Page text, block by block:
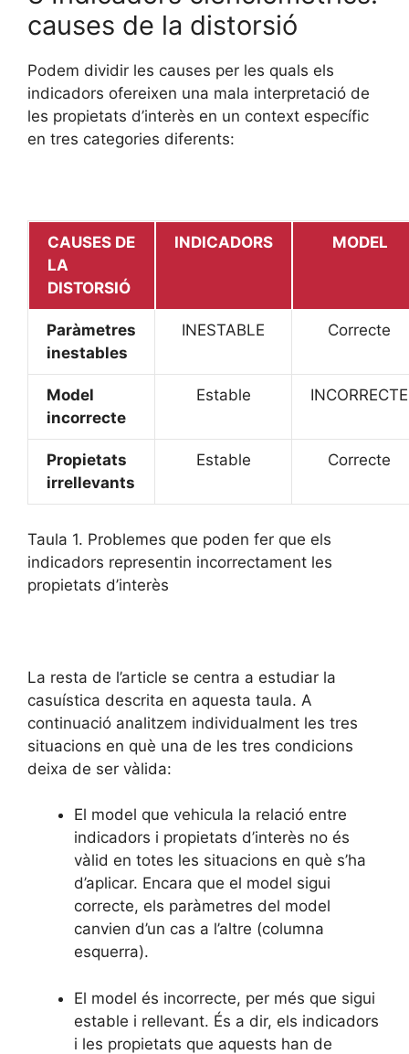
causes de la distorsió
Podem dividir les causes per les quals els
indicadors ofereixen una mala interpretació de
les propietats d’interès en un context específic
en tres categories diferents:
CAUSES DE
LA
DISTORSIÓ
INDICADORS MODEL
Paràmetres
inestables
INESTABLE Correcte
Model
incorrecte
Estable INCORRECTE
Propietats
irrellevants
Estable Correcte
Taula 1. Problemes que poden fer que els
indicadors representin incorrectament les
propietats d’interès
La resta de l’article se centra a estudiar la
casuística descrita en aquesta taula. A
continuació analitzem individualment les tres
situacions en què una de les tres condicions
deixa de ser vàlida:
El model que vehicula la relació entre
indicadors i propietats d’interès no és
vàlid en totes les situacions en què s’ha
d’aplicar. Encara que el model sigui
correcte, els paràmetres del model
canvien d’un cas a l’altre (columna
esquerra).
El model és incorrecte, per més que sigui
estable i rellevant. És a dir, els indicadors
i les propietats que aquests han de